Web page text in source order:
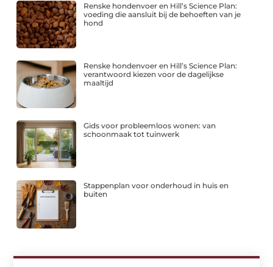
Renske hondenvoer en Hill’s Science Plan:
voeding die aansluit bij de behoeften van je
hond
Renske hondenvoer en Hill’s Science Plan:
verantwoord kiezen voor de dagelijkse
maaltijd
Gids voor probleemloos wonen: van
schoonmaak tot tuinwerk
Stappenplan voor onderhoud in huis en
buiten